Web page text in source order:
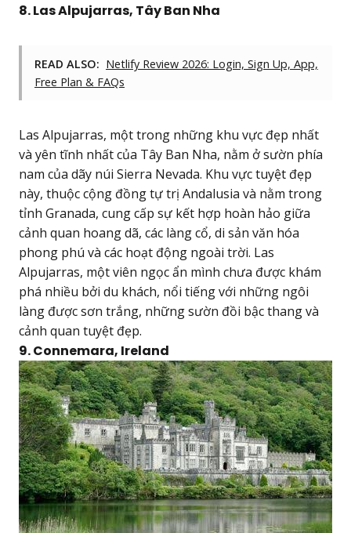
8. Las Alpujarras, Tây Ban Nha
READ ALSO: Netlify Review 2026: Login, Sign Up, App,
Free Plan & FAQs
Las Alpujarras, một trong những khu vực đẹp nhất
và yên tĩnh nhất của Tây Ban Nha, nằm ở sườn phía
nam của dãy núi Sierra Nevada. Khu vực tuyệt đẹp
này, thuộc cộng đồng tự trị Andalusia và nằm trong
tỉnh Granada, cung cấp sự kết hợp hoàn hảo giữa
cảnh quan hoang dã, các làng cổ, di sản văn hóa
phong phú và các hoạt động ngoài trời. Las
Alpujarras, một viên ngọc ẩn mình chưa được khám
phá nhiều bởi du khách, nổi tiếng với những ngôi
làng được sơn trắng, những sườn đồi bậc thang và
cảnh quan tuyệt đẹp.
9. Connemara, Ireland